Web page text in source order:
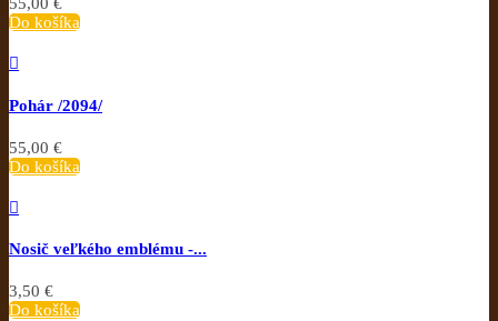
Do košíka

Pohár /2094/
55,00 €
Do košíka

Nosič veľkého emblému -...
3,50 €
Do košíka